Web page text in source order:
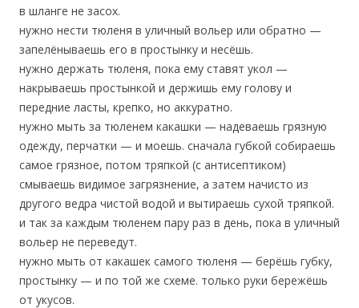
в шланге не засох.
нужно нести тюленя в уличный вольер или обратно —
запелёнываешь его в простынку и несёшь.
нужно держать тюленя, пока ему ставят укол —
накрываешь простынкой и держишь ему голову и
передние ласты, крепко, но аккуратно.
нужно мыть за тюленем какашки — надеваешь грязную
одежду, перчатки — и моешь. сначала губкой собираешь
самое грязное, потом тряпкой (с антисептиком)
смываешь видимое загрязнение, а затем начисто из
другого ведра чистой водой и вытираешь сухой тряпкой.
и так за каждым тюленем пару раз в день, пока в уличный
вольер не переведут.
нужно мыть от какашек самого тюленя — берёшь губку,
простынку — и по той же схеме. только руки бережёшь
от укусов.